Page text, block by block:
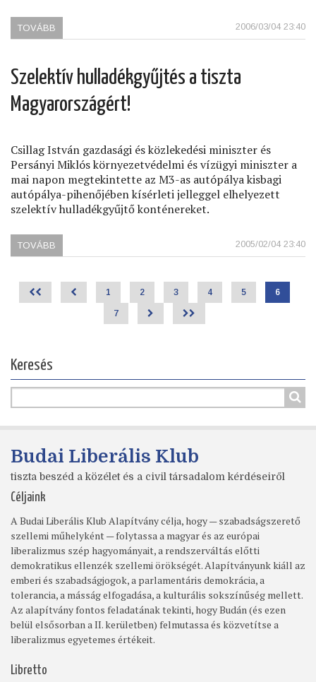
2006/03/04 23:40
TOVÁBB
MIT
ABORTUSZRÓL
AZ
EUTANÁZIÁRÓL?)
Szelektív hulladékgyűjtés a tiszta
Magyarországért!
Csillag István gazdasági és közlekedési miniszter és
Persányi Miklós környezetvédelmi és vízügyi miniszter a
mai napon megtekintette az M3-as autópálya kisbagi
autópálya-pihenőjében kísérleti jelleggel elhelyezett
szelektív hulladékgyűjtő konténereket.
2005/02/04 23:40
TOVÁBB
HULLADÉKGYŰJTÉS
TISZTA
MAGYARORSZÁGÉRT!)
Oldalszámozás
<< < Page
1 Page
2 Page
3 Page
4 Page
5
Jelenlegi
oldal
6
Page
7 > >>
Keresés
Budai Liberális Klub
tiszta beszéd a közélet és a civil társadalom kérdéseiről
Céljaink
A Budai Liberális Klub Alapítvány célja, hogy — szabadságszerető
szellemi műhelyként — folytassa a magyar és az európai
liberalizmus szép hagyományait, a rendszerváltás előtti
demokratikus ellenzék szellemi örökségét. Alapítványunk kiáll az
emberi és szabadságjogok, a parlamentáris demokrácia, a
tolerancia, a másság elfogadása, a kulturális sokszínűség mellett.
Az alapítvány fontos feladatának tekinti, hogy Budán (és ezen
belül elsősorban a II. kerületben) felmutassa és közvetítse a
liberalizmus egyetemes értékeit.
Libretto